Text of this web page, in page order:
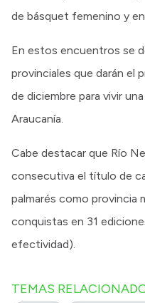
de básquet femenino y en
En estos encuentros se
provinciales que darán el
de diciembre para vivir
Araucanía.
Cabe destacar que Río
consecutiva el título de
palmarés como provincia
conquistas en 31
efectividad).
TEMAS